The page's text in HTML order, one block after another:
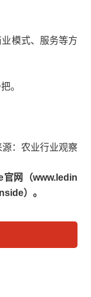
模式、服务等方
。
源：农业行业观察
网（www.ledin
）。